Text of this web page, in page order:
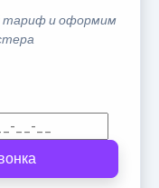
тариф и оформим